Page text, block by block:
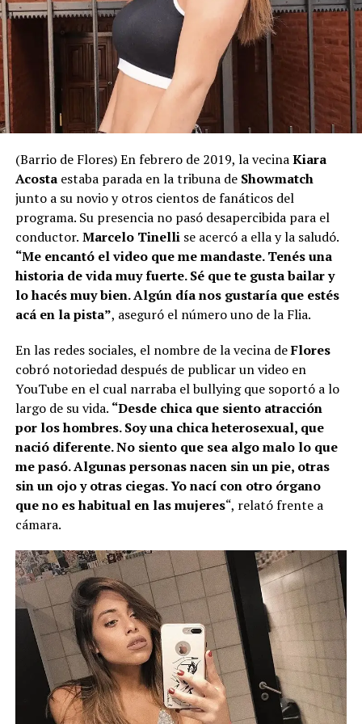
(Barrio de Flores) En febrero de 2019, la vecinaKiara
Acostaestaba parada en la tribuna deShowmatch
junto a su novio y otros cientos de fanáticos del
programa. Su presencia no pasó desapercibida para el
conductor. Marcelo Tinellise acercó a ella y la saludó.
“Me encantó el video que me mandaste. Tenés una
historia de vida muy fuerte. Sé que te gusta bailar y
lo hacés muy bien. Algún día nos gustaría que estés
acá en la pista”, aseguró el número uno de la Flia.
En las redes sociales, el nombre de la vecina deFlores
cobró notoriedad después de publicar un video en
YouTube en el cual narraba el bullying que soportó a lo
largo de su vida. “Desde chica que siento atracción
por los hombres. Soy una chica heterosexual, que
nació diferente. No siento que sea algo malo lo que
me pasó. Algunas personas nacen sin un pie, otras
sin un ojo y otras ciegas. Yo nací con otro órgano
que no es habitual en las mujeres“, relató frente a
cámara.